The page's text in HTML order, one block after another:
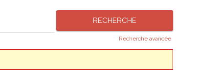
Recherche avancée